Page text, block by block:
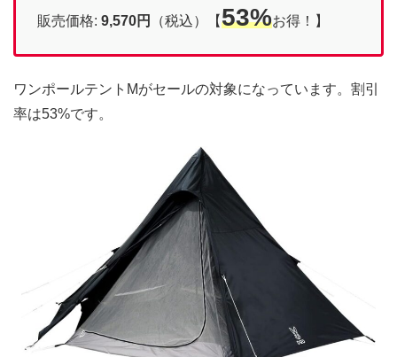
販売価格: 9,570円 （税込）【53%お得！】
ワンポールテントMがセールの対象になっています。割引
率は53%です。